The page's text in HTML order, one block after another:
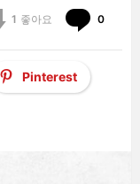
1 좋아요 0
Pinterest